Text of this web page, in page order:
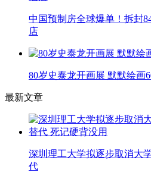
中国预制房全球爆单！拆封
店
80岁史泰龙开画展 默默绘画
最新文章
深圳理工大学拟逐步取消大
代